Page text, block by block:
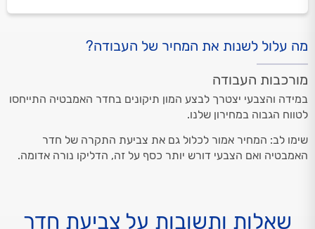
מה עלול לשנות את המחיר של העבודה?
מורכבות העבודה
במידה והצבעי יצטרך לבצע המון תיקונים בחדר האמבטיה התייחסו
לטווח הגבוה במחירון שלנו.
שימו לב: המחיר אמור לכלול גם את צביעת התקרה של חדר
האמבטיה ואם הצבעי דורש יותר כסף על זה, הדליקו נורה אדומה.
שאלות ותשובות על צביעת חדר